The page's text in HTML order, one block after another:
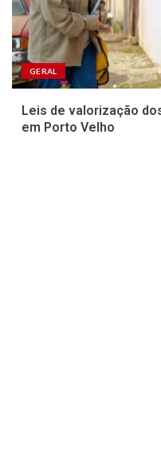
GERAL
Leis de valorização
em Porto Velho